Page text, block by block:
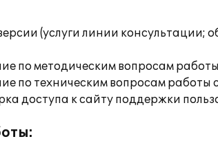
(услуги линии
по методическим вопросам
по техническим вопросам
доступа к сайту поддержки